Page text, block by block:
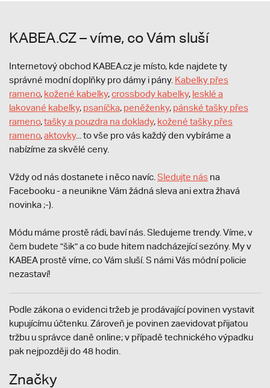
KABEA.CZ – víme, co Vám sluší
Internetový obchod KABEA.cz je místo, kde najdete ty
správné modní doplňky pro dámy i pány. Kabelky přes
rameno, kožené kabelky,crossbody kabelky, lesklé a
lakované kabelky, psaníčka, peněženky, pánské tašky přes
rameno,tašky a pouzdra na doklady, kožené tašky přes
rameno,aktovky... to vše pro vás každý den vybíráme a
nabízíme za skvělé ceny.
Vždy od nás dostanete i něco navíc. Sledujte nás na
Facebooku - a neunikne Vám žádná sleva ani extra žhavá
novinka ;-).
Módu máme prostě rádi, baví nás. Sledujeme trendy. Víme, v
čem budete "šik" a co bude hitem nadcházející sezóny. My v
KABEA prostě víme, co Vám sluší. S námi Vás módní policie
nezastaví!
Podle zákona o evidenci tržeb je prodávající povinen vystavit
kupujícímu účtenku. Zároveň je povinen zaevidovat přijatou
tržbu u správce daně online; v případě technického výpadku
pak nejpozději do 48 hodin.
Značky